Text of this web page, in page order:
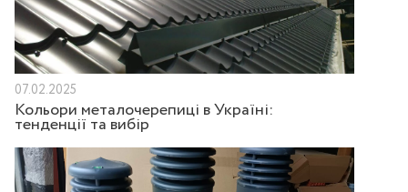
07.02.2025
Кольори металочерепиці в Україні:
тенденції та вибір